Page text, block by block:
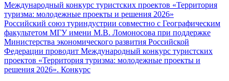
Международный конкурс туристских проектов «Территория
туризма: молодежные проекты и решения 2026»
Российский союз туриндустрии совместно с Географическим
факультетом МГУ имени М.В. Ломоносова при поддержке
Министерства экономического развития Российской
Федерации проводит Международный конкурс туристских
проектов «Территория туризма: молодежные проекты и
решения 2026». Конкурс